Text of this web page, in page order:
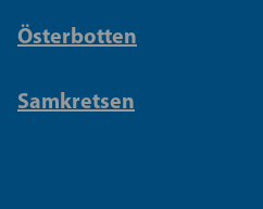
Österbotten
Samkretsen